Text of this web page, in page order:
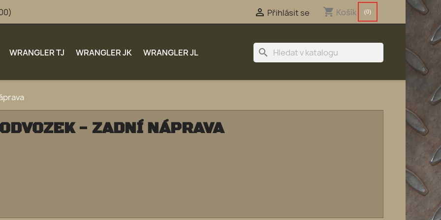
 Přihlásit se shopping_cart Košík (0)
WRANGLER TJ WRANGLER JK WRANGLER JL search
- ZADNÍ NÁPRAVA